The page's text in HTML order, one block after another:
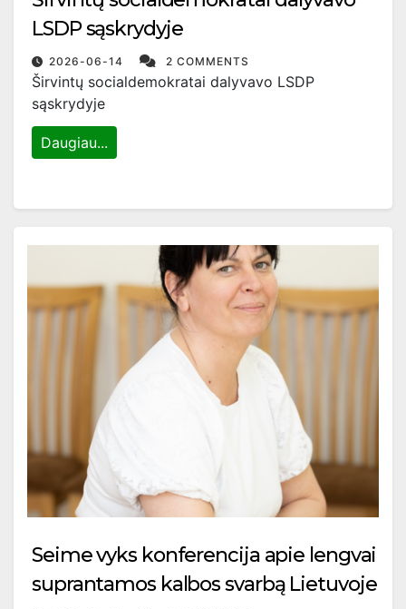
LSDP sąskrydyje
2026-06-14 2 COMMENTS
Širvintų socialdemokratai dalyvavo LSDP
sąskrydyje
Daugiau...
Seime vyks konferencija apie lengvai
suprantamos kalbos svarbą Lietuvoje